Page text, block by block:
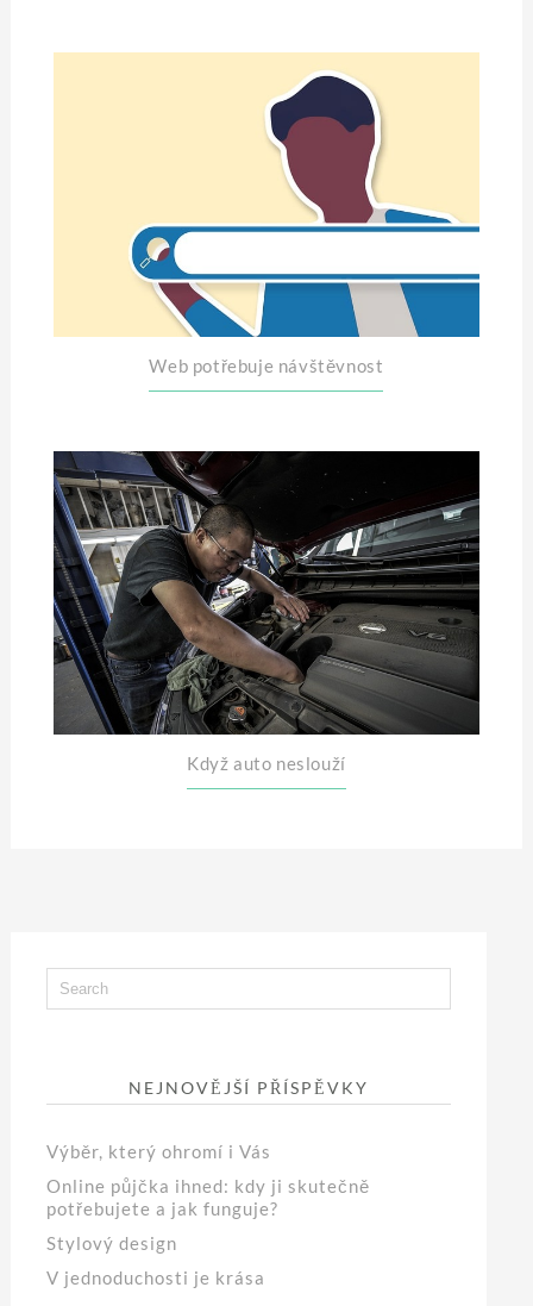
Web potřebuje návštěvnost
Když auto neslouží
NEJNOVĚJŠÍ PŘÍSPĚVKY
Výběr, který ohromí i Vás
Online půjčka ihned: kdy ji skutečně
potřebujete a jak funguje?
Stylový design
V jednoduchosti je krása